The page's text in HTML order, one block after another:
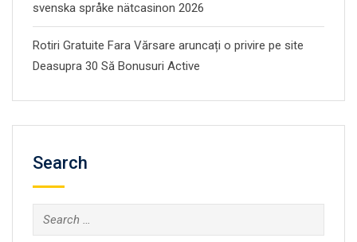
svenska språke nätcasinon 2026
Rotiri Gratuite Fara Vărsare aruncați o privire pe site
Deasupra 30 Să Bonusuri Active
Search
Search
for: